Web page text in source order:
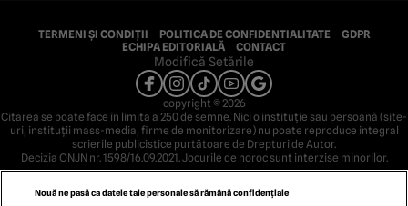
TERMENI ȘI CONDIȚII POLITICA DE CONFIDENTIALITATE
GDPR
ECHIPA EDITORIALĂ
CONTACT
Modifică Setările
copyright © 2026
Citarea se poate face în limita a 250 de semne. Nici o instituţie sau persoană (site-
uri, instituţii mass-media, firme de monitorizare) nu poate reproduce integral
scrierile publicistice purtătoare de Drepturi de Autor.
Decizia ONJN nr. 1598/16.09.2021. Jocurile de noroc sunt interzise minorilor.
Nouă ne pasă ca datele tale personale să rămână confidențiale